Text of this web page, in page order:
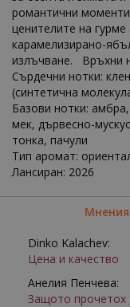
романтични
ценителите на
карамелизирано-
излъчване. Връхни
Сърдечни нотки:
(синтетична
Базови нотки:
мек, дървесно-
тонка, пачули
Тип аромат:
Лансиран: 2026
Dinko Kalachev:
Цена и качество
Анелия Пенчева:
Защото прочетох